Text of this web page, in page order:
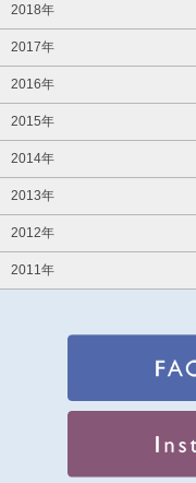
2018年
2017年
2016年
2015年
2014年
2013年
2012年
2011年